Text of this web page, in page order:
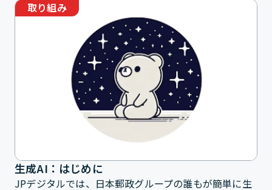
取り組み
生成AI：はじめに
JPデジタルでは、日本郵政グループの誰もが簡単に生